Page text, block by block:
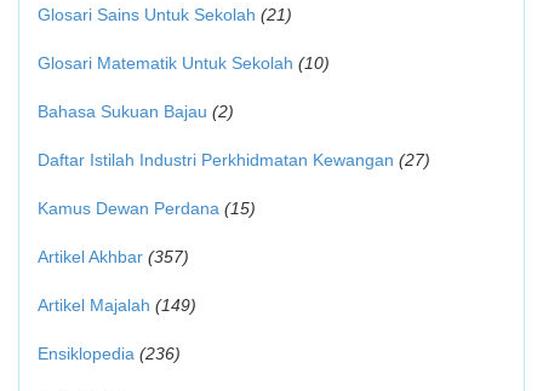
Glosari Sains Untuk Sekolah (21)
Glosari Matematik Untuk Sekolah (10)
Bahasa Sukuan Bajau (2)
Daftar Istilah Industri Perkhidmatan Kewangan (27)
Kamus Dewan Perdana (15)
Artikel Akhbar (357)
Artikel Majalah (149)
Ensiklopedia (236)